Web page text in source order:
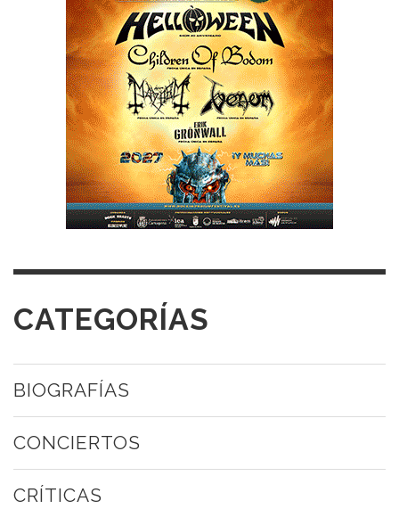
CATEGORÍAS
BIOGRAFÍAS
CONCIERTOS
CRÍTICAS